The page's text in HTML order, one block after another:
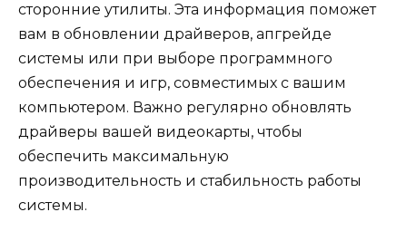
сторонние утилиты. Эта информация поможет
вам в обновлении драйверов, апгрейде
системы или при выборе программного
обеспечения и игр, совместимых с вашим
компьютером. Важно регулярно обновлять
драйверы вашей видеокарты, чтобы
обеспечить максимальную
производительность и стабильность работы
системы.